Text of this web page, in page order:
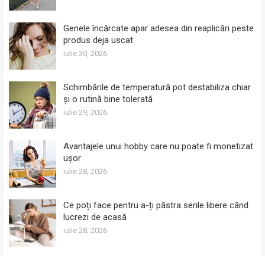
Genele încărcate apar adesea din reaplicări peste
produs deja uscat
iulie 30, 2026
Schimbările de temperatură pot destabiliza chiar
și o rutină bine tolerată
iulie 29, 2026
Avantajele unui hobby care nu poate fi monetizat
ușor
iulie 28, 2026
Ce poți face pentru a-ți păstra serile libere când
lucrezi de acasă
iulie 28, 2026